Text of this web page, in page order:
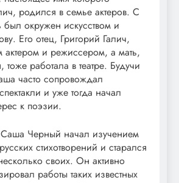
родился в семье актеров. С
был окружен искусством и
Его отец, Григорий Галич,
актером и режиссером, а мать,
работала в театре. Будучи
часто сопровождал
и уже тогда начал
к поэзии.
Саша Черный начал изучением
стихотворений и старался
своих. Он активно
работы таких известных